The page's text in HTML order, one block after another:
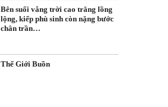
Bên suối vắng trời cao trăng lồng
lộng, kiếp phù sinh còn nặng bước
chân trần…
Thế Giới Buồn